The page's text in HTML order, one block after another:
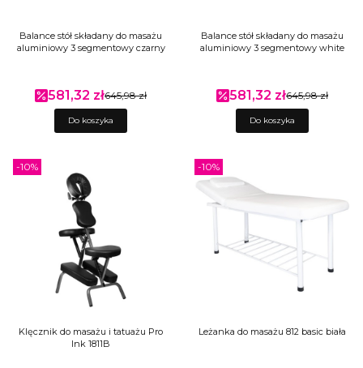
Balance stół składany do masażu
aluminiowy 3 segmentowy czarny
Cena promocyjna
581,32 zł645,98 zł
Do koszyka
Balance stół składany do masażu
aluminiowy 3 segmentowy white
Cena promocyjna
581,32 zł645,98 zł
Do koszyka
Klęcznik do masażu i tatuażu Pro
Ink 1811B
-10%
Leżanka do masażu 812 basic biała
-10%